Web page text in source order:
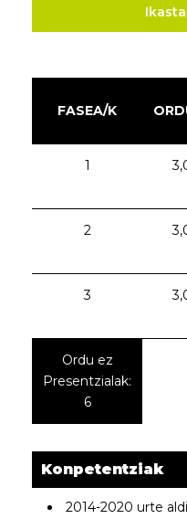
FASEA/K
1
2
3
Ordu ez
Presentzialak:
6
Konpetentziak
2014-2020 urte